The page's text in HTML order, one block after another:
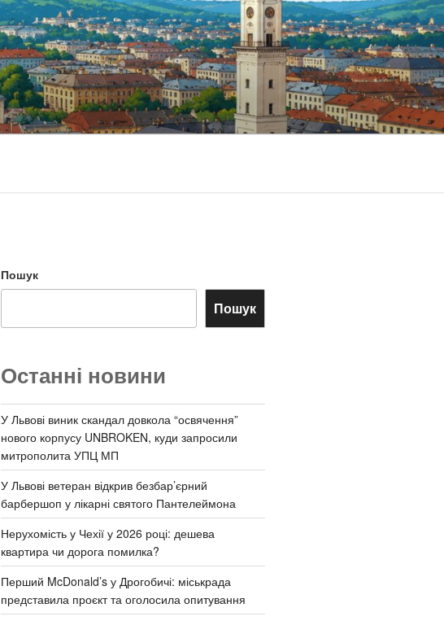
Пошук
Пошук
Останні новини
У Львові виник скандал довкола “освячення”
нового корпусу UNBROKEN, куди запросили
митрополита УПЦ МП
У Львові ветеран відкрив безбар’єрний
барбершоп у лікарні святого Пантелеймона
Нерухомість у Чехії у 2026 році: дешева
квартира чи дорога помилка?
Перший McDonald’s у Дрогобичі: міськрада
представила проєкт та оголосила опитування